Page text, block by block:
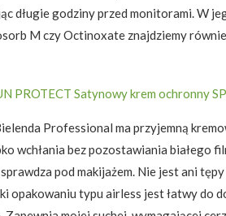
długie godziny przed monitorami. W
M czy Octinoxate znajdziemy
Professional ma przyjemną
wchłania bez pozostawiania białego
pod makijażem. Nie jest ani
opakowaniu typu airless jest łatwy do